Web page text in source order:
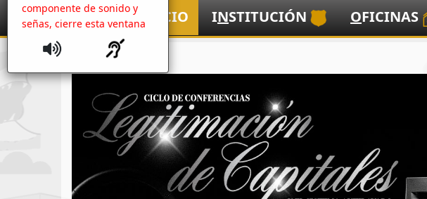
componente de sonido y
señas, cierre esta ventana
NICIO INSTITUCIÓN OFICINAS